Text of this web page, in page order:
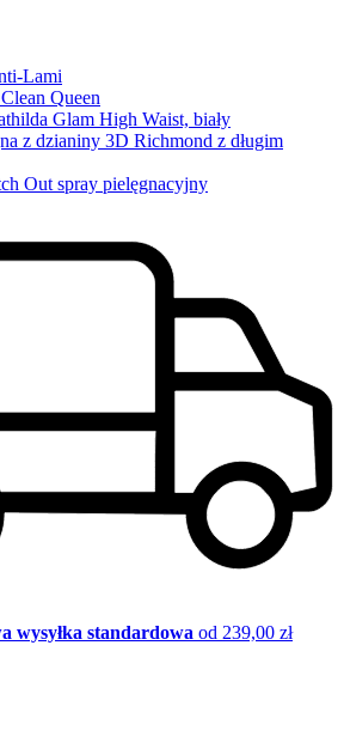
Lami
Queen
Glam High Waist, biały
z dzianiny 3D Richmond z długim
Out spray pielęgnacyjny
wysyłka standardowa od 239,00 zł